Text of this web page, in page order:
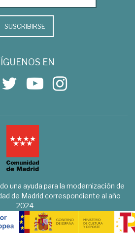
SUSCRIBIRSE
EN
una ayuda para la modernización de
de Madrid correspondiente al año
2024